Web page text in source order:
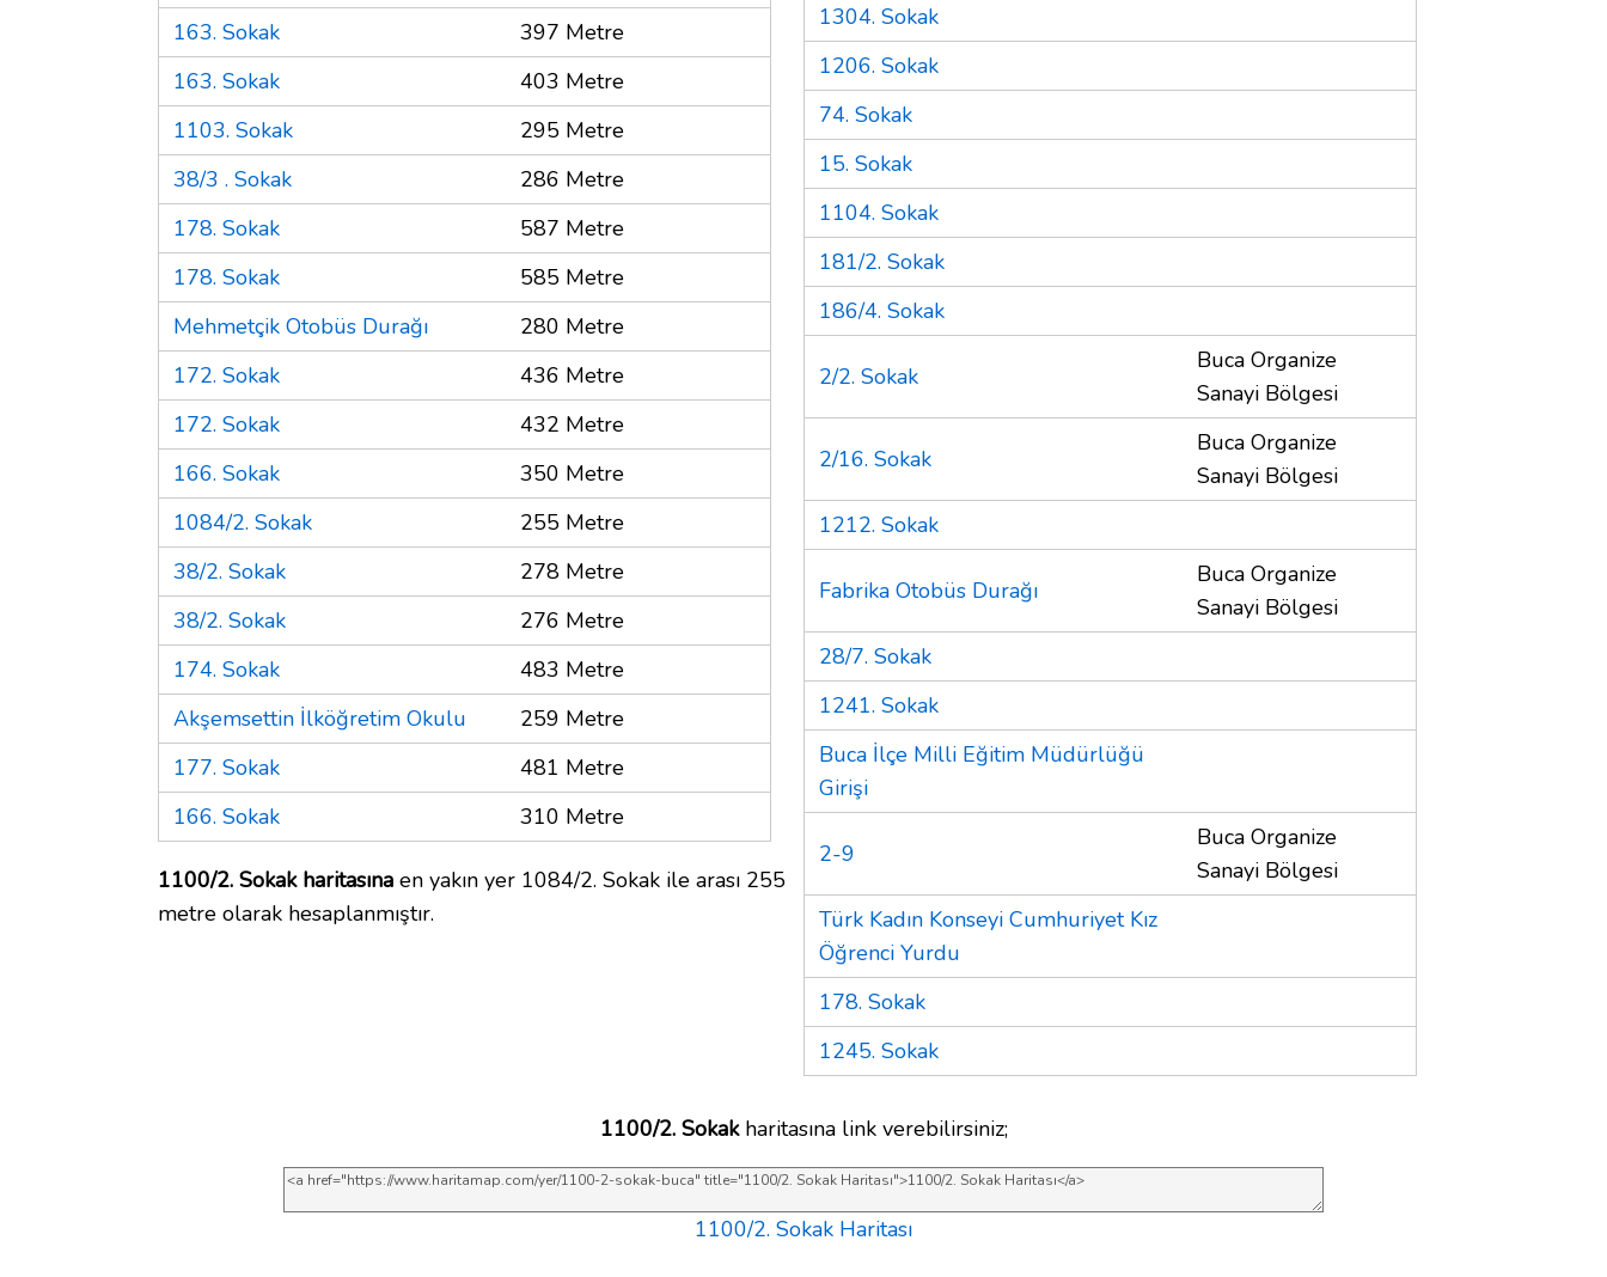
163. Sokak
397 Metre
163. Sokak
403 Metre
1103. Sokak
295 Metre
38/3 . Sokak
286 Metre
178. Sokak
587 Metre
178. Sokak
585 Metre
Mehmetçik Otobüs Durağı
280 Metre
172. Sokak
436 Metre
172. Sokak
432 Metre
166. Sokak
350 Metre
1084/2. Sokak
255 Metre
38/2. Sokak
278 Metre
38/2. Sokak
276 Metre
174. Sokak
483 Metre
Akşemsettin İlköğretim Okulu
259 Metre
177. Sokak
481 Metre
166. Sokak
310 Metre
1100/2. Sokak haritasına en yakın yer 1084/2. Sokak ile arası 255
metre olarak hesaplanmıştır.
1304. Sokak
1206. Sokak
74. Sokak
15. Sokak
1104. Sokak
181/2. Sokak
186/4. Sokak
2/2. Sokak
Buca Organize
Sanayi Bölgesi
2/16. Sokak
Buca Organize
Sanayi Bölgesi
1212. Sokak
Fabrika Otobüs Durağı
Buca Organize
Sanayi Bölgesi
28/7. Sokak
1241. Sokak
Buca İlçe Milli Eğitim Müdürlüğü
Girişi
2-9
Buca Organize
Sanayi Bölgesi
Türk Kadın Konseyi Cumhuriyet Kız
Öğrenci Yurdu
178. Sokak
1245. Sokak
1100/2. Sokakharitasına link verebilirsiniz;
1100/2. Sokak Haritası